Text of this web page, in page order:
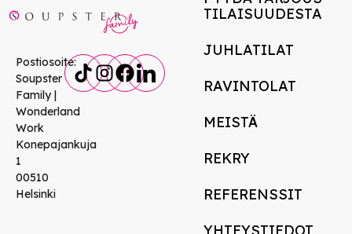
Postiosoite:
Soupster
Family |
Wonderland
Work
Konepajankuja
1
00510
Helsinki
TILAISUUDESTA
JUHLATILAT
RAVINTOLAT
MEISTÄ
REKRY
REFERENSSIT
YHTEYSTIEDOT